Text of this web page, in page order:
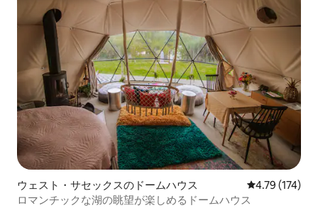
ウェスト・サセックスのドームハウス レビュー174
4.79 (174)
ロマンチックな湖の眺望が楽しめるドームハウス